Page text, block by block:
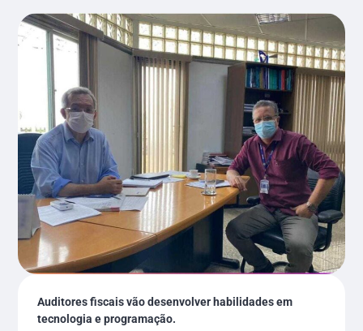
Auditores fiscais vão desenvolver habilidades em
tecnologia e programação.